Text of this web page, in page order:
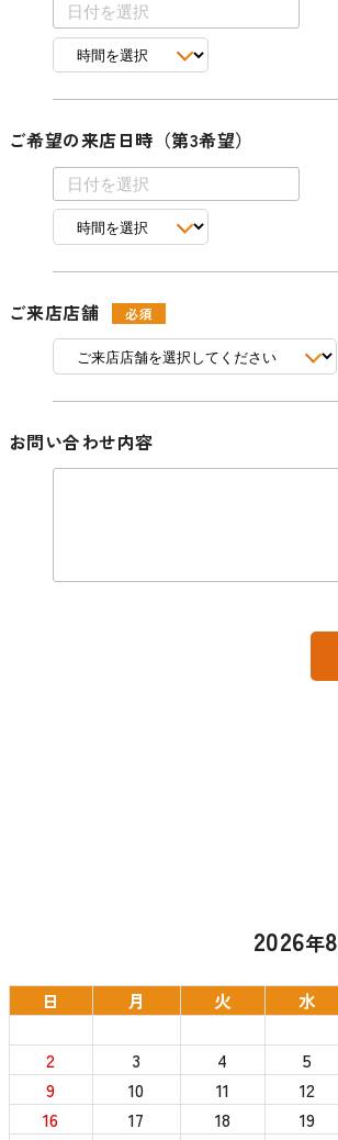
ご希望の来店日時（第3希望）
ご来店店舗
お問い合わせ内容
2026年8
日 月 火 水
2
3 4 5
9
10 11 12
16
17 18 19